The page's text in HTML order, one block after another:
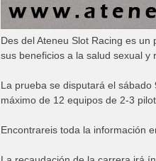
Des del Ateneu Slot Racing es
sus beneficios a la salud sexual y
La prueba se disputará el
máximo de 12 equipos de 2-3
Encontrareis toda la información